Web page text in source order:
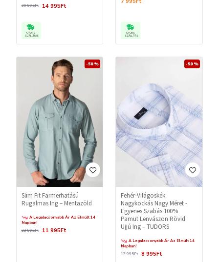
14 995Ft
29 995Ft
GYORS
SZÁLLÍTÁS
GYORS
SZÁLLÍTÁS
-50 %
Slim Fit Farmerhatású
Rugalmas Ing – Mentazöld
A Legalacsonyabb Ár Az Elmúlt 14
Napban!
11 995Ft
23 995Ft
-50 %
Fehér-Világoskék
Nagykockás Nagy Méret -
Egyenes Szabás 100%
Pamut Lenvászon Rövid
Ujjú Ing – TUDORS
A Legalacsonyabb Ár Az Elmúlt 14
Napban!
8 995Ft
17 995Ft